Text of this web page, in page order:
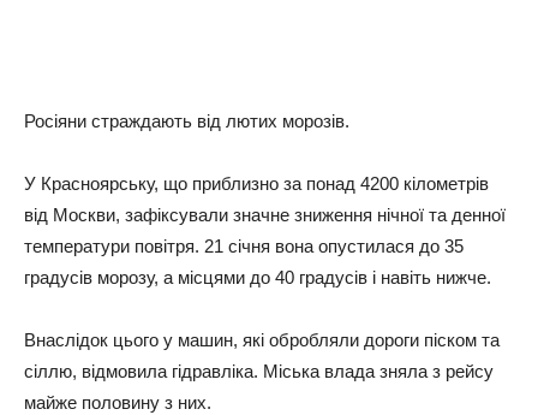
Росіяни страждають від лютих морозів.
У Красноярську, що приблизно за понад 4200 кілометрів
від Москви, зафіксували значне зниження нічної та денної
температури повітря. 21 січня вона опустилася до 35
градусів морозу, а місцями до 40 градусів і навіть нижче.
Внаслідок цього у машин, які обробляли дороги піском та
сіллю, відмовила гідравліка. Міська влада зняла з рейсу
майже половину з них.